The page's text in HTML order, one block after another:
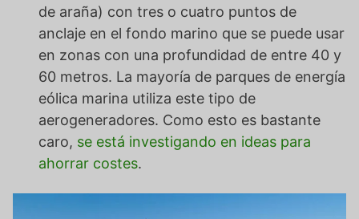
de araña) con tres o cuatro puntos de
anclaje en el fondo marino que se puede usar
en zonas con una profundidad de entre 40 y
60 metros. La mayoría de parques de energía
eólica marina utiliza este tipo de
aerogeneradores. Como esto es bastante
caro, se está investigando en ideas para
ahorrar costes.